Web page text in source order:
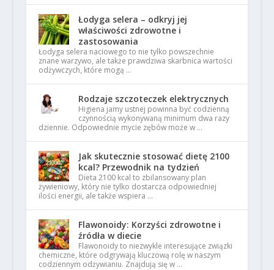
Łodyga selera – odkryj jej
właściwości zdrowotne i
zastosowania
Łodyga selera naciowego to nie tylko powszechnie
znane warzywo, ale także prawdziwa skarbnica wartości
odżywczych, które mogą …
Rodzaje szczoteczek elektrycznych
Higiena jamy ustnej powinna być codzienną
czynnością wykonywaną minimum dwa razy
dziennie. Odpowiednie mycie zębów może w …
Jak skutecznie stosować dietę 2100
kcal? Przewodnik na tydzień
Dieta 2100 kcal to zbilansowany plan
żywieniowy, który nie tylko dostarcza odpowiedniej
ilości energii, ale także wspiera …
Flawonoidy: Korzyści zdrowotne i
źródła w diecie
Flawonoidy to niezwykle interesujące związki
chemiczne, które odgrywają kluczową rolę w naszym
codziennym odżywianiu. Znajdują się w …